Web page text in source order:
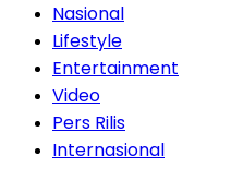
Nasional
Lifestyle
Entertainment
Video
Pers Rilis
Internasional